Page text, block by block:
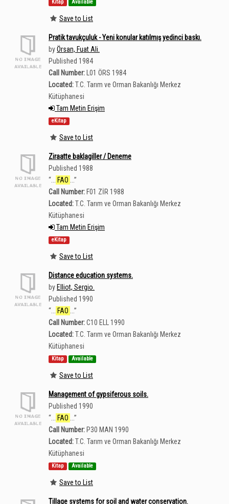
Kitap Available
Save to List
Pratik tavukçuluk - Yeni konular katılmış yedinci baskı.
byÖrsan, Fuat Ali.
Published 1984
Call Number: L01 ÖRS 1984
Located:T.C. Tarım ve Orman Bakanlığı Merkez
Kütüphanesi
Tam Metin Erişim
eKitap
Save to List
Ziraatte baklagiller / Deneme
Published 1988
“
FAO
”
Call Number: F01 ZİR 1988
Located:T.C. Tarım ve Orman Bakanlığı Merkez
Kütüphanesi
Tam Metin Erişim
eKitap
Save to List
Distance education systems.
by Elliot, Sergio.
Published 1990
“
FAO
”
Call Number:C10 ELL 1990
Located:T.C. Tarım ve Orman Bakanlığı Merkez
Kütüphanesi
Kitap Available
Save to List
Management of gypsiferous soils.
Published 1990
“
FAO
”
Call Number: P30 MAN 1990
Located:T.C. Tarım ve Orman Bakanlığı Merkez
Kütüphanesi
Kitap Available
Save to List
Tillage systems for soil and water conservation.